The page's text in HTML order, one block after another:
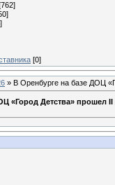
[0]
» В Оренбурге на базе ДОЦ
«Город Детства» прошел